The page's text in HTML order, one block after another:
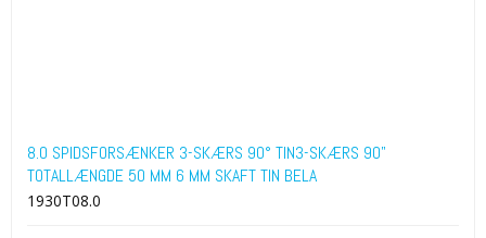
8.0 SPIDSFORSÆNKER 3-SKÆRS 90° TIN3-SKÆRS 90"
TOTALLÆNGDE 50 MM 6 MM SKAFT TIN BELA
1930T08.0